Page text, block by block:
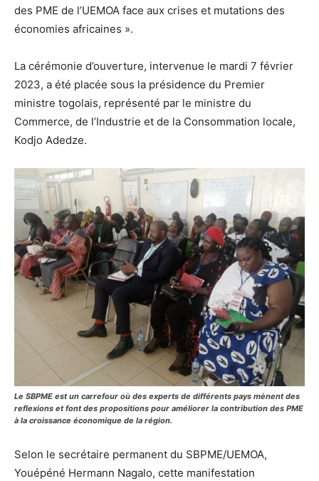
des PME de l’UEMOA face aux crises et mutations des
économies africaines ».
La cérémonie d’ouverture, intervenue le mardi 7 février
2023, a été placée sous la présidence du Premier
ministre togolais, représenté par le ministre du
Commerce, de l’Industrie et de la Consommation locale,
Kodjo Adedze.
Le SBPME est un carrefour où des experts de différents pays mènent des
reflexions et font des propositions pour améliorer la contribution des PME
à la croissance économique de la région.
Selon le secrétaire permanent du SBPME/UEMOA,
Youépéné Hermann Nagalo, cette manifestation